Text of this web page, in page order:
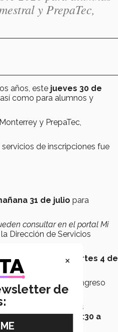
y PrepaTec,
años, este jueves 30 de
como para alumnos y
y PrepaTec,
de inscripciones fue
31 de julio para
consultar en el portal Mi
Dirección de Servicios
el
lunes 3 y martes 4 de
tanto para primer ingreso
a los alumnos los
a viernes, de 8:30 a
×
de